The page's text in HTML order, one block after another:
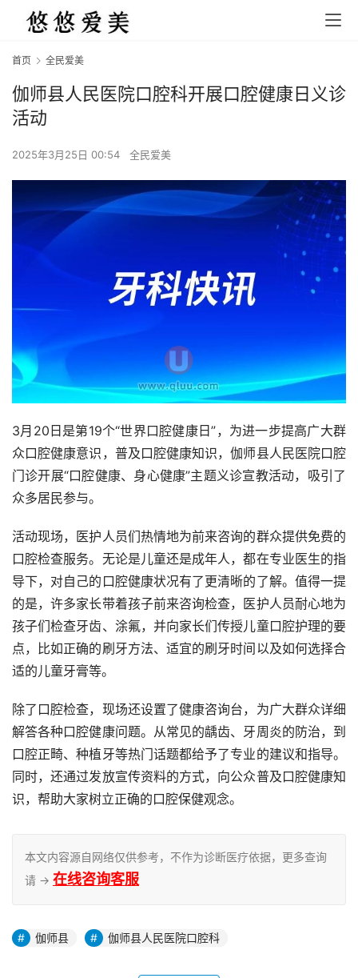
首页 全民爱美
伽师县人民医院口腔科开展口腔健康日义诊
活动
2025年3月25日 00:54 全民爱美
3月20日是第19个“世界口腔健康日”，为进一步提高广大群
众口腔健康意识，普及口腔健康知识，伽师县人民医院口腔
门诊开展“口腔健康、身心健康”主题义诊宣教活动，吸引了
众多居民参与。
活动现场，医护人员们热情地为前来咨询的群众提供免费的
口腔检查服务。无论是儿童还是成年人，都在专业医生的指
导下，对自己的口腔健康状况有了更清晰的了解。值得一提
的是，许多家长带着孩子前来咨询检查，医护人员耐心地为
孩子们检查牙齿、涂氟，并向家长们传授儿童口腔护理的要
点，比如正确的刷牙方法、适宜的刷牙时间以及如何选择合
适的儿童牙膏等。
除了口腔检查，现场还设置了健康咨询台，为广大群众详细
解答各种口腔健康问题。从常见的龋齿、牙周炎的防治，到
口腔正畸、种植牙等热门话题都给予了专业的建议和指导。
同时，还通过发放宣传资料的方式，向公众普及口腔健康知
识，帮助大家树立正确的口腔保健观念。
本文内容源自网络仅供参考，不作为诊断医疗依据，更多查询
请 → 在线咨询客服
伽师县 伽师县人民医院口腔科